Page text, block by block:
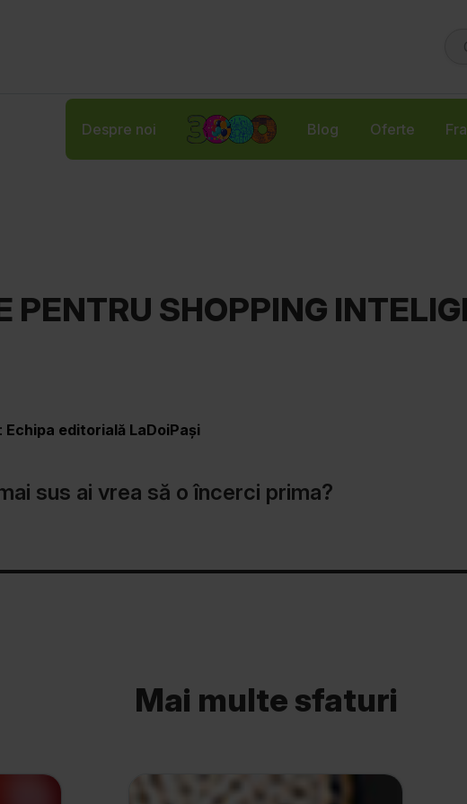
Despre noi Blog Oferte
PENTRU SHOPPING
Echipa editorială LaDoiPași
sus ai vrea să o încerci prima?
Mai multe sfaturi